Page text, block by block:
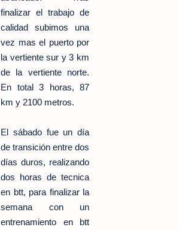
finalizar el trabajo de
calidad subimos una
vez mas el puerto por
la vertiente sur y 3 km
de la vertiente norte.
En total 3 horas, 87
km y 2100 metros.
El sábado fue un día
de transición entre dos
días duros, realizando
dos horas de tecnica
en btt, para finalizar la
semana con un
entrenamiento en btt